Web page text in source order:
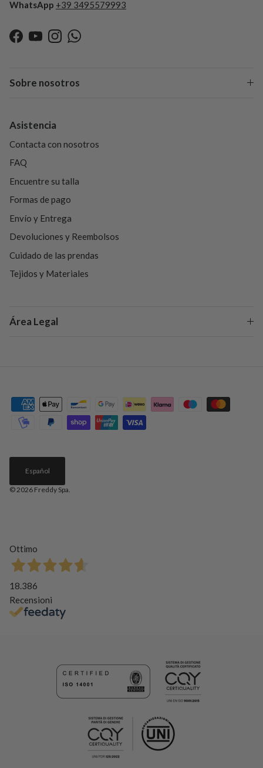
WhatsApp +39 3495579993
Facebook
YouTubeInstagramWhatsApp
Sobre nosotros
Asistencia
Contacta con nosotros
FAQ
Encuentre su talla
Formas de pago
Envío y Entrega
Devoluciones y Reembolsos
Cuidado de las prendas
Tejidos y Materiales
Área Legal
Español
© 2026 Freddy Spa.
Ottimo
18.386
Recensioni